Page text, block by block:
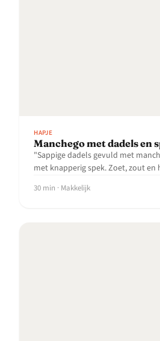
HAPJE
Manchego met dadels en
"Sappige dadels gevuld met
met knapperig spek. Zoet, zout en
30 min · Makkelijk